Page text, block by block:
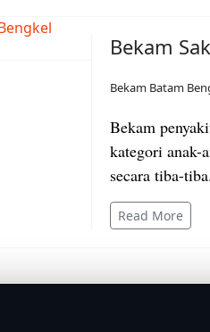
Bekam
Bekam Batam
Bekam
kategori anak-
secara tiba-tiba.
Read More